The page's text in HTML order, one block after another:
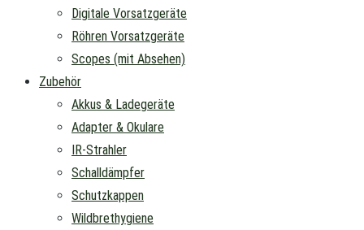
Digitale Vorsatzgeräte
Röhren Vorsatzgeräte
Scopes (mit Absehen)
Zubehör
Akkus & Ladegeräte
Adapter & Okulare
IR-Strahler
Schalldämpfer
Schutzkappen
Wildbrethygiene